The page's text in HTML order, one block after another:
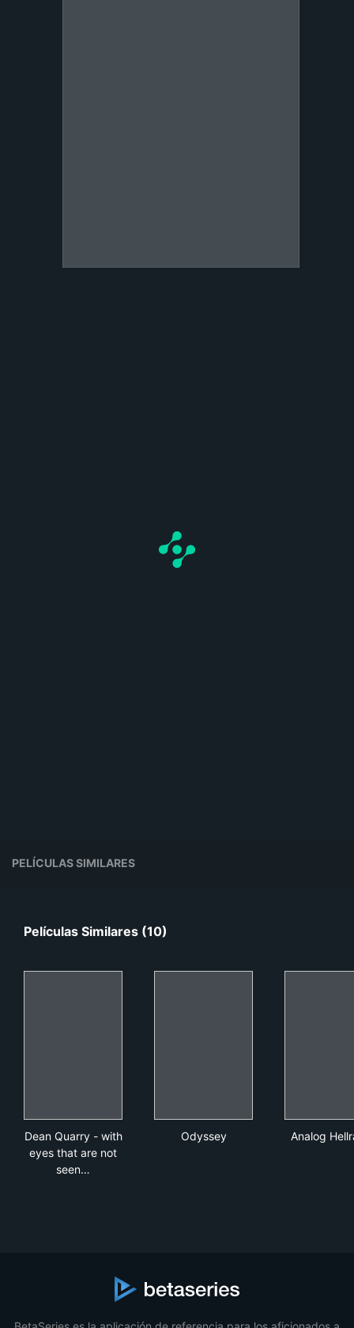
PELÍCULAS SIMILARES
Películas Similares (10)
Dean Quarry - with
eyes that are not
seen…
Odyssey Analog